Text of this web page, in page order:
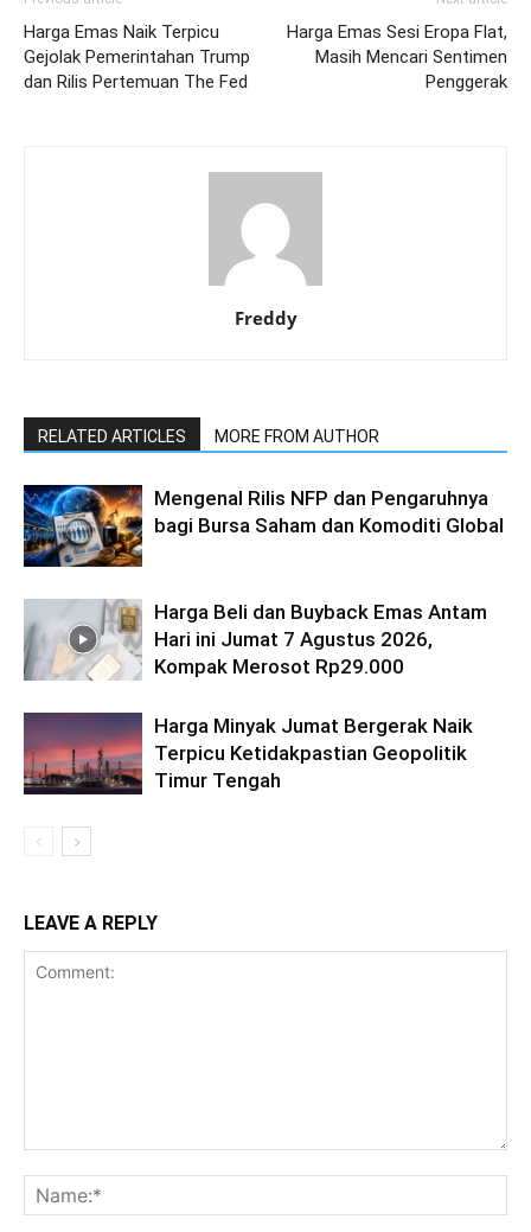
Harga Emas Naik Terpicu
Gejolak Pemerintahan Trump
dan Rilis Pertemuan The Fed
Harga Emas Sesi Eropa Flat,
Masih Mencari Sentimen
Penggerak
Freddy
RELATED ARTICLES MORE FROM AUTHOR
Mengenal Rilis NFP dan Pengaruhnya
bagi Bursa Saham dan Komoditi Global
Harga Beli dan Buyback Emas Antam
Hari ini Jumat 7 Agustus 2026,
Kompak Merosot Rp29.000
Harga Minyak Jumat Bergerak Naik
Terpicu Ketidakpastian Geopolitik
Timur Tengah
LEAVE A REPLY